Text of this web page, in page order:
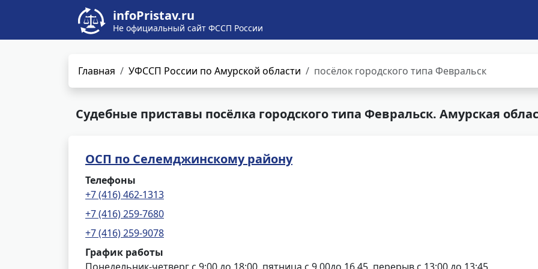
infoPristav.ru
Не официальный сайт ФССП России
Главная УФССП России по Амурской области посёлок городского типа Февральск
Судебные приставы посёлка городского типа Февральск. Амурская
ОСП по Селемджинскому району
Телефоны
+7 (416) 462-1313
+7 (416) 259-7680
+7 (416) 259-9078
График работы